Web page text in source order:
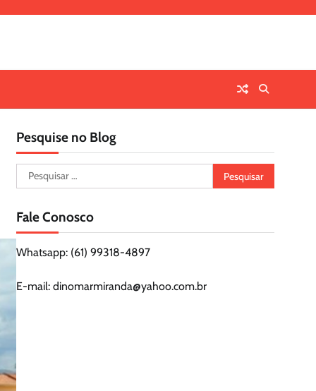
Pesquise no Blog
Pesquisar
por:
Fale Conosco
Whatsapp: (61) 99318-4897
E-mail: dinomarmiranda@yahoo.com.br